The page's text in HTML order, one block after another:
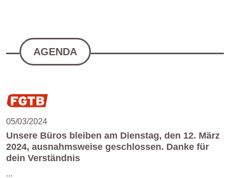
AGENDA
05/03/2024
Unsere Büros bleiben am Dienstag, den 12. März
2024, ausnahmsweise geschlossen. Danke für
dein Verständnis
...